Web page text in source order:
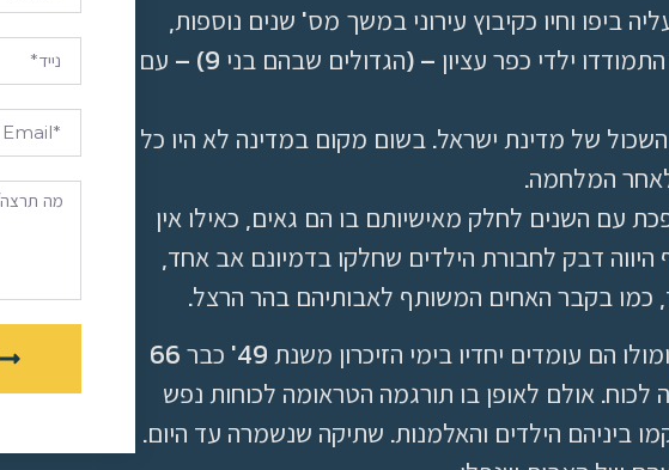
ביפו וחיו כקיבוץ עירוני במשך מס' שנים נוספות,
אח"כ התפזרו. בגיל צעיר מאד התמודדו ילדי כפר עציון – (הגדולים שבהם בני 9) – עם
של מדינת ישראל. בשום מקום במדינה לא היו כל
המלחמה.
עם השנים לחלק מאישיותם בו הם גאים, כאילו אין
היווה דבק לחבורת הילדים שחלקו בדמיונם אב אחד,
כמו בקבר האחים המשותף לאבותיהם בהר הרצל.
קבר זה חנך את בית הקברות, ומולו הם עומדים יחדיו בימי הזיכרון משנת 49' כבר 66
אולם לאופן בו תורגמה הטראומה לכוחות נפש
ביניהם הילדים והאלמנות. שתיקה שנשמרה עד היום.